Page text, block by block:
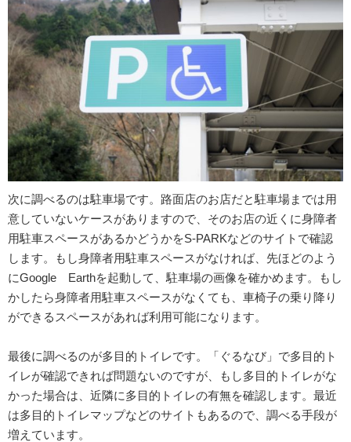
次に調べるのは駐車場です。路面店のお店だと駐車場までは用
意していないケースがありますので、そのお店の近くに身障者
用駐車スペースがあるかどうかをS-PARKなどのサイトで確認
します。もし身障者用駐車スペースがなければ、先ほどのよう
にGoogle Earthを起動して、駐車場の画像を確かめます。もし
かしたら身障者用駐車スペースがなくても、車椅子の乗り降り
ができるスペースがあれば利用可能になります。
最後に調べるのが多目的トイレです。「ぐるなび」で多目的ト
イレが確認できれば問題ないのですが、もし多目的トイレがな
かった場合は、近隣に多目的トイレの有無を確認します。最近
は多目的トイレマップなどのサイトもあるので、調べる手段が
増えています。